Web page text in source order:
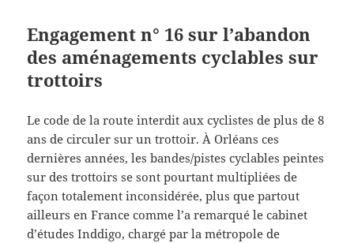
Engagement n° 16 sur l’abandon
des aménagements cyclables sur
trottoirs
Le code de la route interdit aux cyclistes de plus de 8
ans de circuler sur un trottoir. À Orléans ces
dernières années, les bandes/pistes cyclables peintes
sur des trottoirs se sont pourtant multipliées de
façon totalement inconsidérée, plus que partout
ailleurs en France comme l’a remarqué le cabinet
d’études Inddigo, chargé par la métropole de